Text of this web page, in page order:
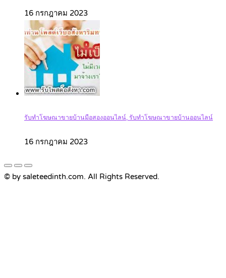
16 กรกฎาคม 2023
รับทำโฆษณาขายบ้านมือสองออนไลน์, รับทำโฆษณาขายบ้านออนไลน์
16 กรกฎาคม 2023
© by saleteedinth.com. All Rights Reserved.